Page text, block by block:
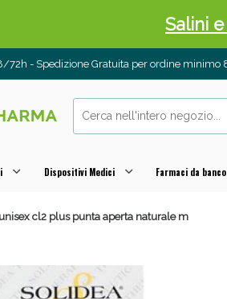
72h - Spedizione Gratuita per ordine minimo
Dispositivi Medici Farmaci da banco
cl2 plus punta aperta naturale m
Salini